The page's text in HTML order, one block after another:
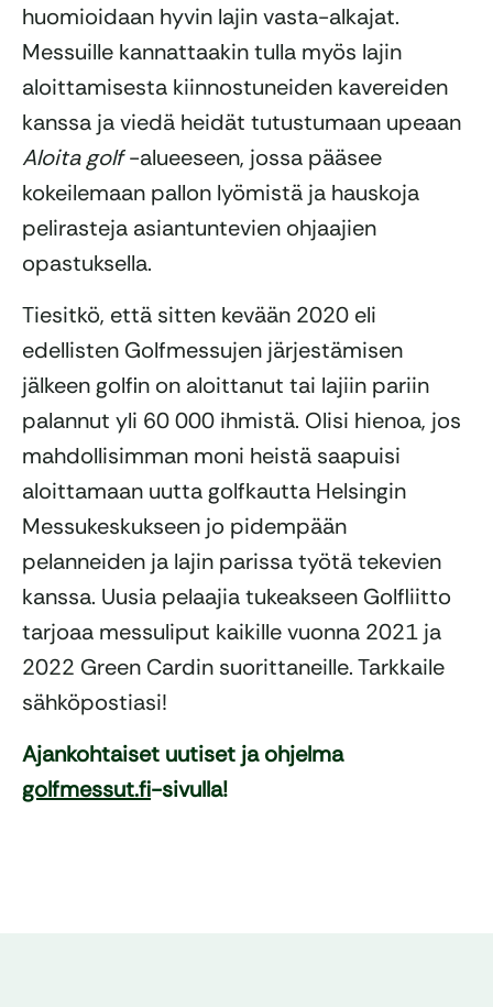
huomioidaan hyvin lajin vasta-alkajat.
Messuille kannattaakin tulla myös lajin
aloittamisesta kiinnostuneiden kavereiden
kanssa ja viedä heidät tutustumaan upeaan
Aloita golf-alueeseen, jossa pääsee
kokeilemaan pallon lyömistä ja hauskoja
pelirasteja asiantuntevien ohjaajien
opastuksella.
Tiesitkö, että sitten kevään 2020 eli
edellisten Golfmessujen järjestämisen
jälkeen golfin on aloittanut tai lajiin pariin
palannut yli 60 000 ihmistä. Olisi hienoa, jos
mahdollisimman moni heistä saapuisi
aloittamaan uutta golfkautta Helsingin
Messukeskukseen jo pidempään
pelanneiden ja lajin parissa työtä tekevien
kanssa. Uusia pelaajia tukeakseen Golfliitto
tarjoaa messuliput kaikille vuonna 2021 ja
2022 Green Cardin suorittaneille. Tarkkaile
sähköpostiasi!
Ajankohtaiset uutiset ja ohjelma
golfmessut.fi-sivulla!